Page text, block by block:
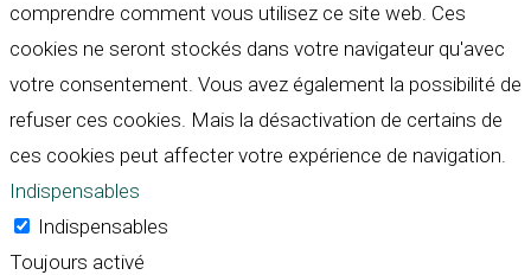
comprendre comment vous utilisez ce site web. Ces
cookies ne seront stockés dans votre navigateur qu'avec
votre consentement. Vous avez également la possibilité de
refuser ces cookies. Mais la désactivation de certains de
ces cookies peut affecter votre expérience de navigation.
Indispensables
Indispensables
Toujours activé